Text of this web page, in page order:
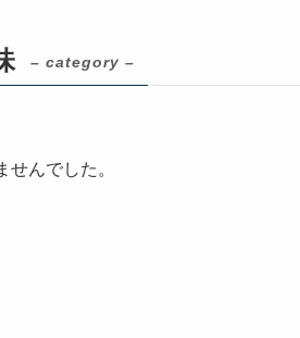
– category –
せんでした。